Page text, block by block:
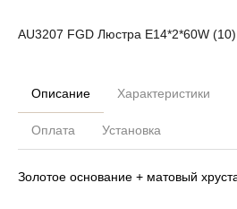
AU3207 FGD Люстра E14*2*60W (10)
Описание Характеристики
Оплата Установка
Золотое основание + матовый